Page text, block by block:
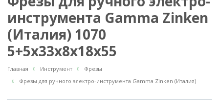
инструмента Gamma Zinken
(Италия) 1070
5+5x33x8x18x55
Главная Инструмент
Фрезы
Фрезы для ручного электро-инструмента Gamma Zinken (Италия)